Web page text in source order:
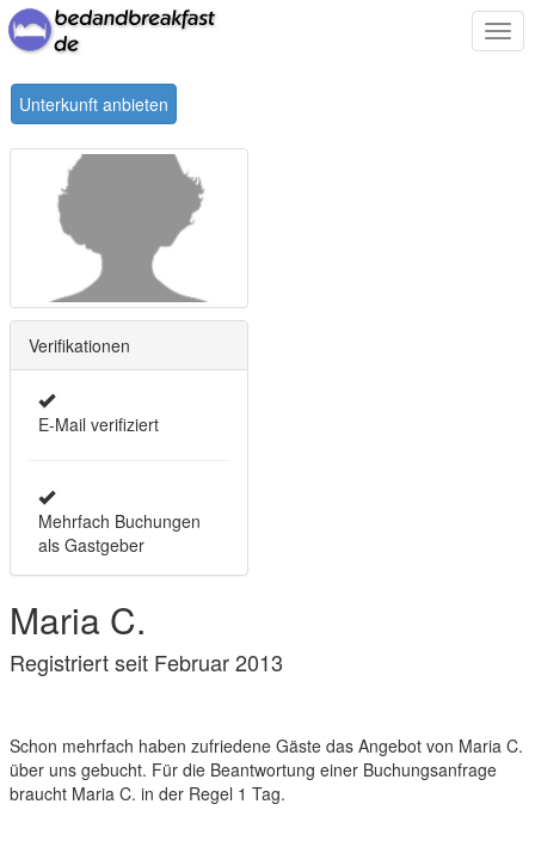
Unterkunft anbieten
Verifikationen
E-Mail verifiziert
Mehrfach Buchungen
als Gastgeber
Maria C.
Registriert seit Februar 2013
Schon mehrfach haben zufriedene Gäste das Angebot von Maria C.
über uns gebucht. Für die Beantwortung einer Buchungsanfrage
braucht Maria C. in der Regel 1 Tag.